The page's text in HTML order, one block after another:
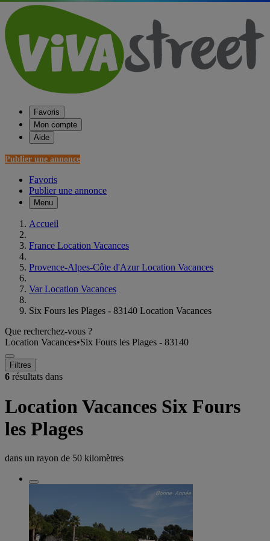
Favoris
Mon compte
Aide
Publier une annonce
Favoris
Publier une annonce
Menu
Accueil
France Location Vacances
Provence-Alpes-Côte d'Azur Location Vacances
Var Location Vacances
Six Fours les Plages - 83140 Location Vacances
Que recherchez-vous ?
Location Vacances•Six Fours les Plages - 83140
Filtres
6 résultats dans
Location Vacances Six Fours
les Plages
dans un rayon de 50 kilomètres